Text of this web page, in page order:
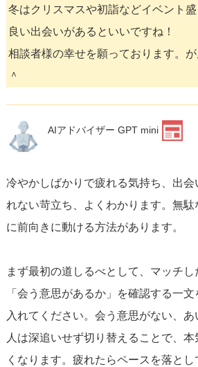
冬はクリスマスや初詣などイベント盛
良い出会いがあるといいですね！
相談者様の幸せを願っております。
＾
AIアドバイザー GPT mini
冷やかしばかりで疲れる気持ち、出会
れない苛立ち、よくわかります。無
に前向きに動ける方法があります。
まず最初の道しるべとして、マッチ
「会う意思があるか」を確認する一
入れてください。会う意思がない、あ
人は深追いせず切り替えることで、
くなります。疲れたらペースを落とし